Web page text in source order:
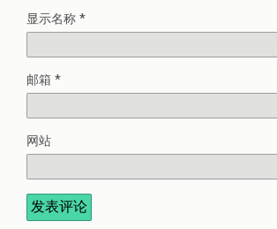
显示名称 *
邮箱 *
网站